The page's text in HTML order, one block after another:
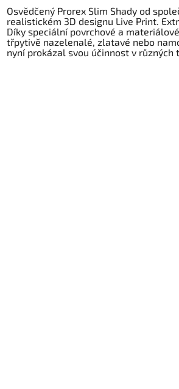
Osvědčený Prorex Slim Shady od
realistickém 3D designu Live Print.
Díky speciální povrchové a
třpytivě nazelenalé, zlatavé nebo
nyní prokázal svou účinnost v